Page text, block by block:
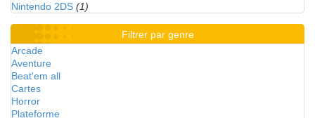
Nintendo 2DS (1)
Filtrer par genre
Arcade
Aventure
Beat'em all
Cartes
Horror
Plateforme